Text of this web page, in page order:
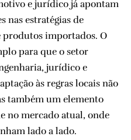
e jurídico já apontam
nas estratégias de
produtos importados. O
para que o setor
jurídico e
às regras locais não
também um elemento
no mercado atual, onde
lado a lado.